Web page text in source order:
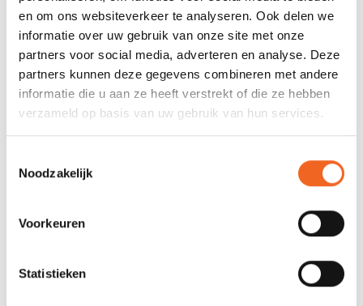
en om ons websiteverkeer te analyseren. Ook delen we
informatie over uw gebruik van onze site met onze
partners voor social media, adverteren en analyse. Deze
partners kunnen deze gegevens combineren met andere
informatie die u aan ze heeft verstrekt of die ze hebben
verzameld op basis van uw gebruik van hun services.
Noodzakelijk
Voorkeuren
Statistieken
Deze mini variant van een peddel is gemaakt van hout en heeft
een lengte van 30 centimeter. Ze zijn verkrijgbaar als
steekpeddel, kajakpeddel of Greenlandpeddel. Dit product wordt
geleverd per stuk.